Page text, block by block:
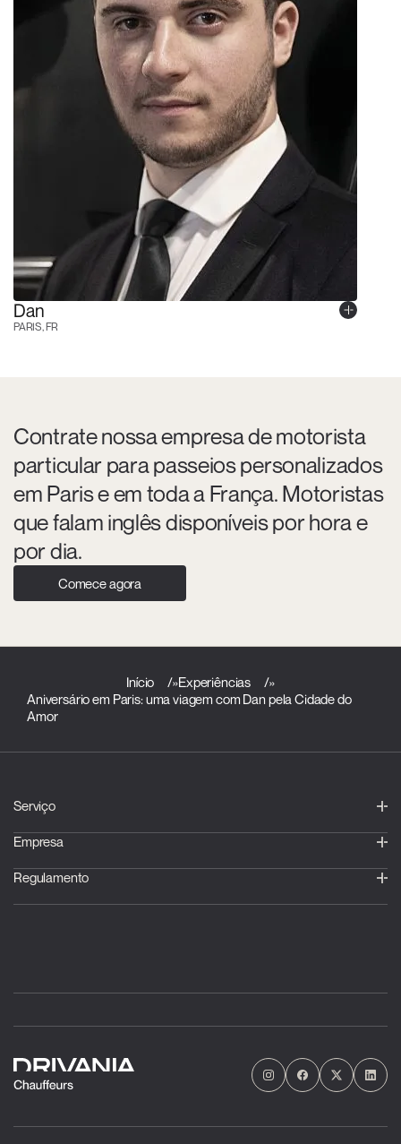
Dan
PARIS, FR
Contrate nossa empresa de motorista
particular para passeios personalizados
em Paris e em toda a França. Motoristas
que falam inglês disponíveis por hora e
por dia.
Comece agora
Início »Experiências
»
Aniversário em Paris: uma viagem com Dan pela Cidade do
Amor
Serviço
Empresa
Regulamento